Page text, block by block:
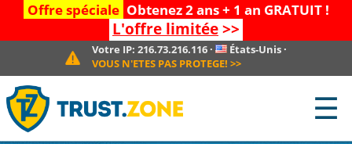
Offre spéciale Obtenez 2 ans + 1 an GRATUIT !
L'offre limitée>>
Votre IP: 216.73.216.116· États-Unis ·
VOUS N'ETES PAS PROTEGE! >>
☰